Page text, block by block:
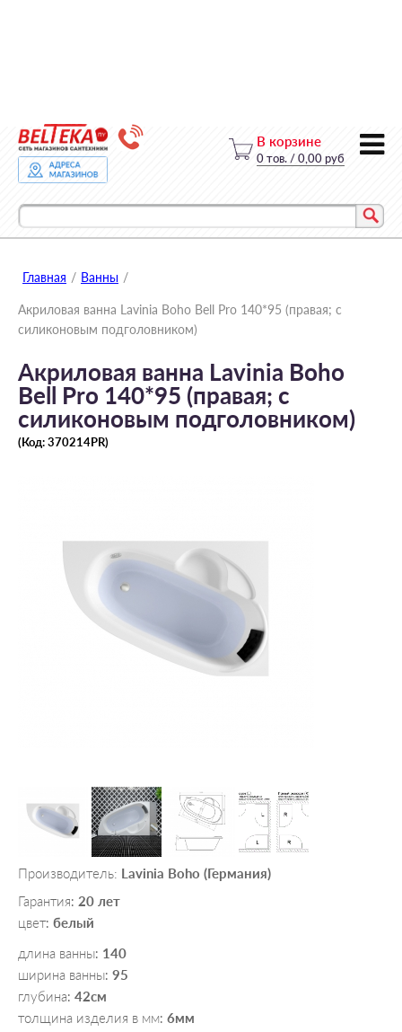
В корзине
Главная / Ванны /
Акриловая ванна Lavinia Boho Bell Pro 140*95 (правая; с
силиконовым подголовником)
Акриловая ванна Lavinia Boho
Bell Pro 140*95 (правая; с
силиконовым подголовником)
(Код:370214PR)
Производитель: Lavinia Boho (Германия)
Гарантия: 20 лет
цвет: белый
длина ванны: 140
ширина ванны: 95
глубина: 42см
толщина изделия в мм: 6мм